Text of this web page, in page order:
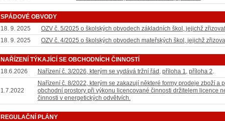
SPÁDOVÉ OBVODY
18. 9. 2025
OZV č. 5/2025 o školských obvodech základních škol, jejichž
18. 9. 2025
OZV č. 4/2025 o školských obvodech mateřských škol, jejichž
NAŘÍZENÍ TÝKAJÍCÍ SE OBCHODNÍCH ČINNOSTÍ
18.6.2026
Nařízení č. 3/2026, kterým se vydává tržní řád , příloha 1, příloha 2.
1.7.2022
Nařízení č. 8/2022, kterým se zakazují některé formy prodeje zboží a
obchodní prostory při výkonu licencované činnosti držitelem licence
činnosti v energetických odvětvích.
REGULAČNÍ PLÁNY